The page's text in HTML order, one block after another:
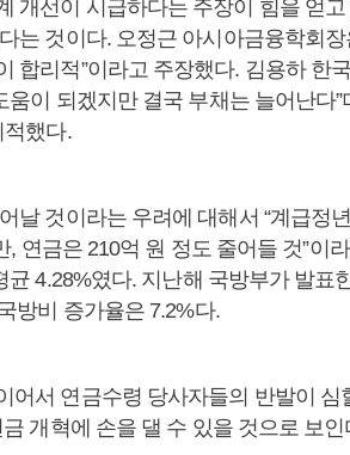
개선이 시급하다는 주장이 힘을 얻고
는 것이다. 오정근 아시아금융학회장
합리적”이라고 주장했다. 김용하 한
이 되겠지만 결국 부채는 늘어난다”
적했다.
날 것이라는 우려에 대해서 “계급정
연금은 210억 원 정도 줄어들 것”이
4.28%였다. 지난해 국방부가 발표
방비 증가율은 7.2%다.
서 연금수령 당사자들의 반발이 심
개혁에 손을 댈 수 있을 것으로 보인